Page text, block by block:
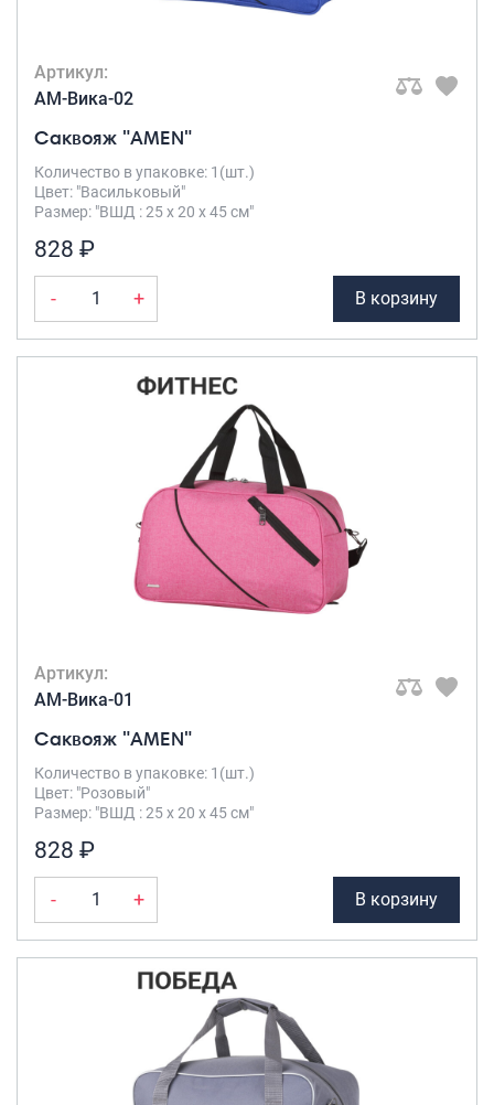
Артикул:
AM-Вика-02
Саквояж "AMEN"
Количество в упаковке: 1(шт.)
Цвет: "Васильковый"
Размер: "ВШД : 25 х 20 х 45 см"
828 ₽
- + В корзину
Артикул:
AM-Вика-01
Саквояж "AMEN"
Количество в упаковке: 1(шт.)
Цвет: "Розовый"
Размер: "ВШД : 25 х 20 х 45 см"
828 ₽
- + В корзину